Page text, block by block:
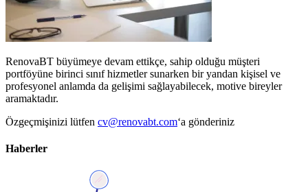
RenovaBT büyümeye devam ettikçe, sahip olduğu müşteri
portföyüne birinci sınıf hizmetler sunarken bir yandan kişisel ve
profesyonel anlamda da gelişimi sağlayabilecek, motive bireyler
aramaktadır.
Özgeçmişinizi lütfen cv@renovabt.com‘a gönderiniz
Haberler